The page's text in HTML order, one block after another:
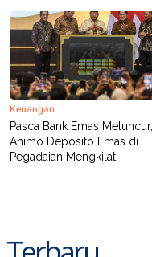
.
I
SITEMAP PROFILETERM
USE
PEDOMAN
PEMBERITAAN
SIBER
Keuangan
Pasca Bank Emas Meluncur,
Animo Deposito Emas di
Pegadaian Mengkilat